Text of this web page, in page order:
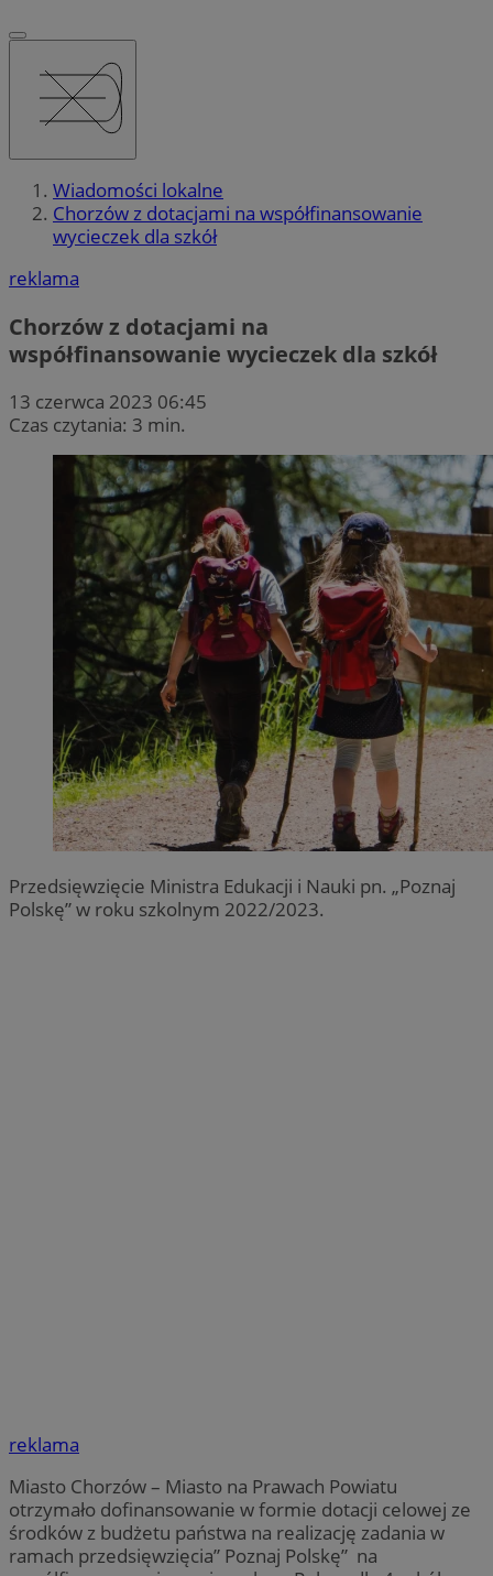
Wiadomości lokalne
Chorzów z dotacjami na współfinansowanie
wycieczek dla szkół
reklama
Chorzów z dotacjami na
współfinansowanie wycieczek dla szkół
13 czerwca 2023 06:45
Czas czytania: 3 min.
Przedsięwzięcie Ministra Edukacji i Nauki pn. „Poznaj
Polskę” w roku szkolnym 2022/2023.
reklama
Miasto Chorzów – Miasto na Prawach Powiatu
otrzymało dofinansowanie w formie dotacji celowej ze
środków z budżetu państwa na realizację zadania w
ramach przedsięwzięcia” Poznaj Polskę” na